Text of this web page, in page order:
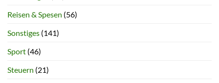
Reisen & Spesen (56)
Sonstiges (141)
Sport (46)
Steuern (21)